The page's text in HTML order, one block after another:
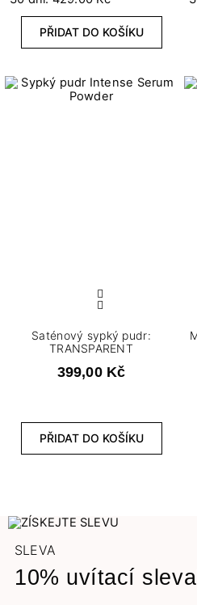
PŘIDAT DO KOŠÍKU
Saténový sypký pudr:
TRANSPARENT
399,00 Kč
PŘIDAT DO KOŠÍKU
SLEVA
10% uvítací